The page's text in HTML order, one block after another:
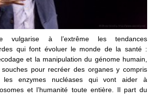
vulgarise à l’extrême les tendances
qui font évoluer le monde de la santé :
et la manipulation du génome humain,
souches pour recréer des organes y compris
les enzymes nucléases qui vont aider à
et l’humanité toute entière. Il part du